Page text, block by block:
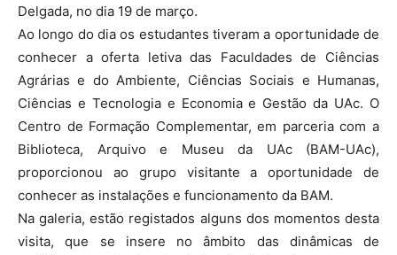
Delgada, no dia 19 de março.
Ao longo do dia os estudantes tiveram a oportunidade de
conhecer a oferta letiva das Faculdades de Ciências
Agrárias e do Ambiente, Ciências Sociais e Humanas,
Ciências e Tecnologia e Economia e Gestão da UAc. O
Centro de Formação Complementar, em parceria com a
Biblioteca, Arquivo e Museu da UAc (BAM-UAc),
proporcionou ao grupo visitante a oportunidade de
conhecer as instalações e funcionamento da BAM.
Na galeria, estão registados alguns dos momentos desta
visita, que se insere no âmbito das dinâmicas de